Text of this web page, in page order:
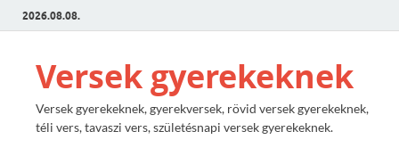
2026.08.08.
Versek gyerekeknek
Versek gyerekeknek, gyerekversek, rövid versek gyerekeknek,
téli vers, tavaszi vers, születésnapi versek gyerekeknek.